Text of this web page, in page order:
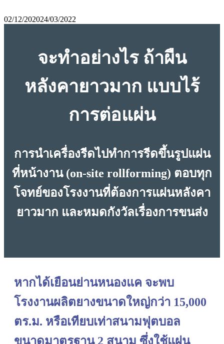
02/12/202024/03/2022
จะทำอย่างไร ถ้าผืน
หลังคายาวมาก แบบไร้
การต่อแผ่น
การนำเครื่องรีดไปทำการรีดขึ้นรูปแผ่น
ที่หน้างาน (on-site rollforming) ตอบทุก
โจทย์ของโรงงานที่ต้องการแผ่นหลังคา
ยาวมาก และหมดกังวัลเรื่องการขนส่ง
หากได้เยือนย่านหนองแค จะพบ
โรงงานผลิตยางขนาดใหญ่กว่า 15,000
ตร.ม. หรือเทียบเท่าสนามฟุตบอล
ขนาดมาตรฐาน 2 สนาม ซึ่งใช้แผ่น